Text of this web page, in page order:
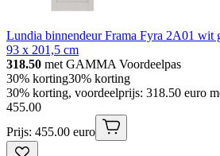
Lundia binnendeur Frama Fyra 2A01 wit
93 x 201,5 cm
318.50 met GAMMA Voordeelpas
30% korting30% korting
30% korting, voordeelprijs: 318.50 euro
455.00
Prijs: 455.00 euro